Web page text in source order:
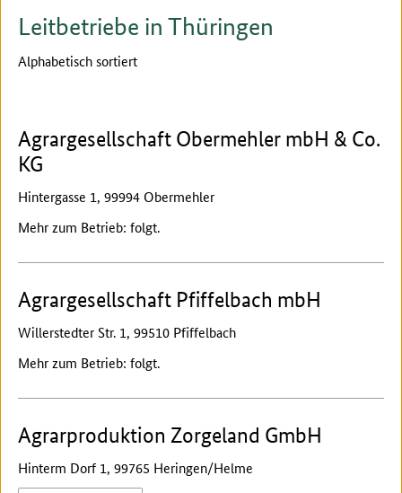
Leitbetriebe in Thüringen
Alphabetisch sortiert
Agrargesellschaft Obermehler mbH & Co.
KG
Hintergasse 1, 99994 Obermehler
Mehr zum Betrieb: folgt.
Agrargesellschaft Pfiffelbach mbH
Willerstedter Str. 1, 99510 Pfiffelbach
Mehr zum Betrieb: folgt.
Agrarproduktion Zorgeland GmbH
Hinterm Dorf 1, 99765 Heringen/Helme